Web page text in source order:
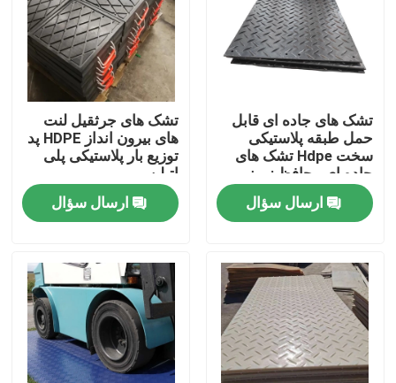
تور کارخانه
با ما تماس بگیرید
اخبار
ورق های پلاستیک پلی اتیلن
لاینر UHMWPE
تشک های محافظ زمین
تشک های جاده ای قابل
حمل طبقه پلاستیکی
سخت Hdpe تشک های
جاده ای محافظ زمینی
ارسال سؤال
تشک های جرثقیل لنت
های بیرون انداز HDPE پد
توزیع بار پلاستیکی پلی
اتیلن
ارسال سؤال